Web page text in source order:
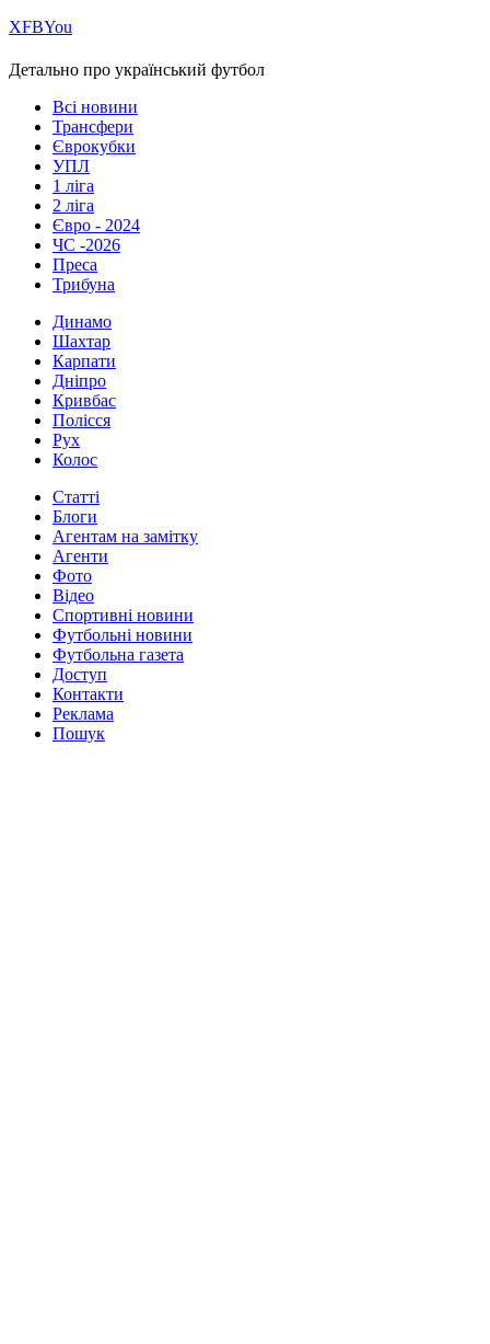
ХFBYou
Детально про український футбол
Всі новини
Трансфери
Єврокубки
УПЛ
1 ліга
2 ліга
Євро - 2024
ЧС -2026
Преса
Трибуна
Динамо
Шахтар
Карпати
Дніпро
Кривбас
Полісся
Рух
Колос
Статті
Блоги
Агентам на замітку
Агенти
Фото
Відео
Спортивні новини
Футбольні новини
Футбольна газета
Доступ
Контакти
Реклама
Пошук